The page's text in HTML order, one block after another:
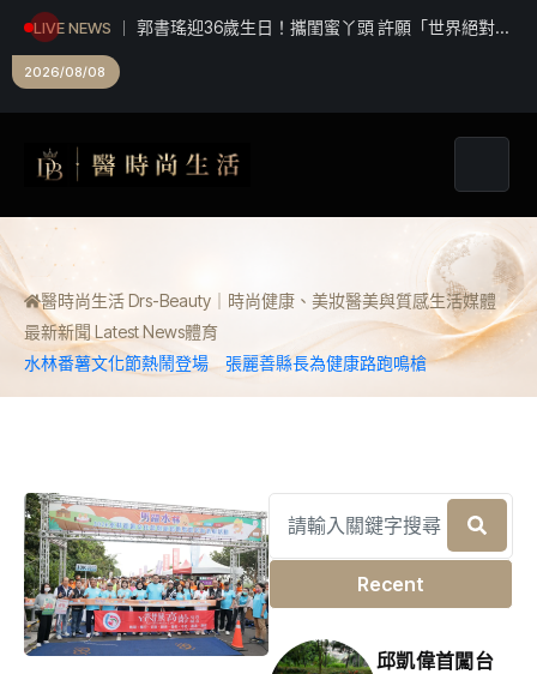
LIVE NEWS
郭書瑤迎36歲生日！攜閨蜜丫頭 許願「世界絕對幸
2026/08/08
醫時尚生活 Drs-Beauty｜時尚健康、美妝醫美與質感生活媒體
最新新聞 Latest News體育
水林番薯文化節熱鬧登場 張麗善縣長為健康路跑鳴槍
Recent
邱凱偉首闖台